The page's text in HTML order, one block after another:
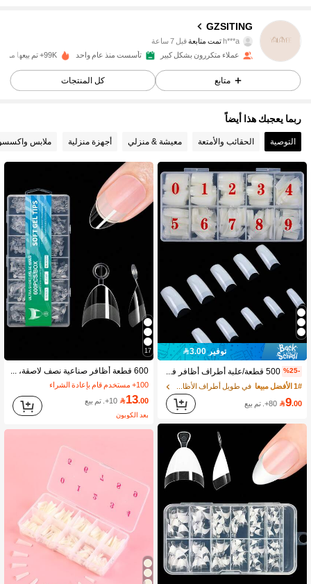
GZSITING
h***aتمت متابعة قبل 7 ساعة
l***xتتصفح
4.91
4.91 2.4K متابعون
2.4K متابعون
4.91 2.4K متابعون
4.91 2.4K متابعون
2.4K متابعون
4.91 2.4K متابعون
عملاء متكررون بشكل كبير تأسست منذ عام واحد 99K+ تم بيعها مؤخرًا
متابع كل المنتجات
ربما يعجبك هذا أيضاً
التوصية الحقائب والأمتعة معيشة & منزلي أجهزة منزلية ملابس
توفير 3.00
%25-
1# الأفضل مبيعا
في طويل أطراف الأظافر الصناعية
9.00 80+. تم بيع
17
600 قطعة أظافر صناعية نصف لاصقة، مدببة، لوزية، مربعة، تابوت، بأسلوب فرنسي، أظافر جل قابلة للنقع، عبوة كبسولة، لوازم فن الأظافر DIY، أظافر ضغط يدوية
100+ مستخدم قام بإعادة الشراء
13.00 10+. تم بيع
بعد الكوبون